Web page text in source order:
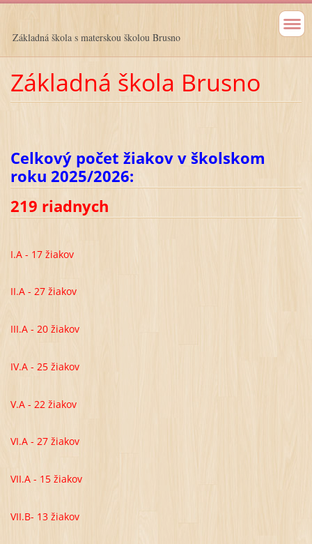
Základná škola s materskou školou Brusno
Základná škola Brusno
Celkový počet žiakov v školskom
roku 2025/2026:
219 riadnych
I.A - 17 žiakov
II.A - 27 žiakov
III.A - 20 žiakov
IV.A - 25 žiakov
V.A - 22 žiakov
VI.A - 27 žiakov
VII.A - 15 žiakov
VII.B- 13 žiakov